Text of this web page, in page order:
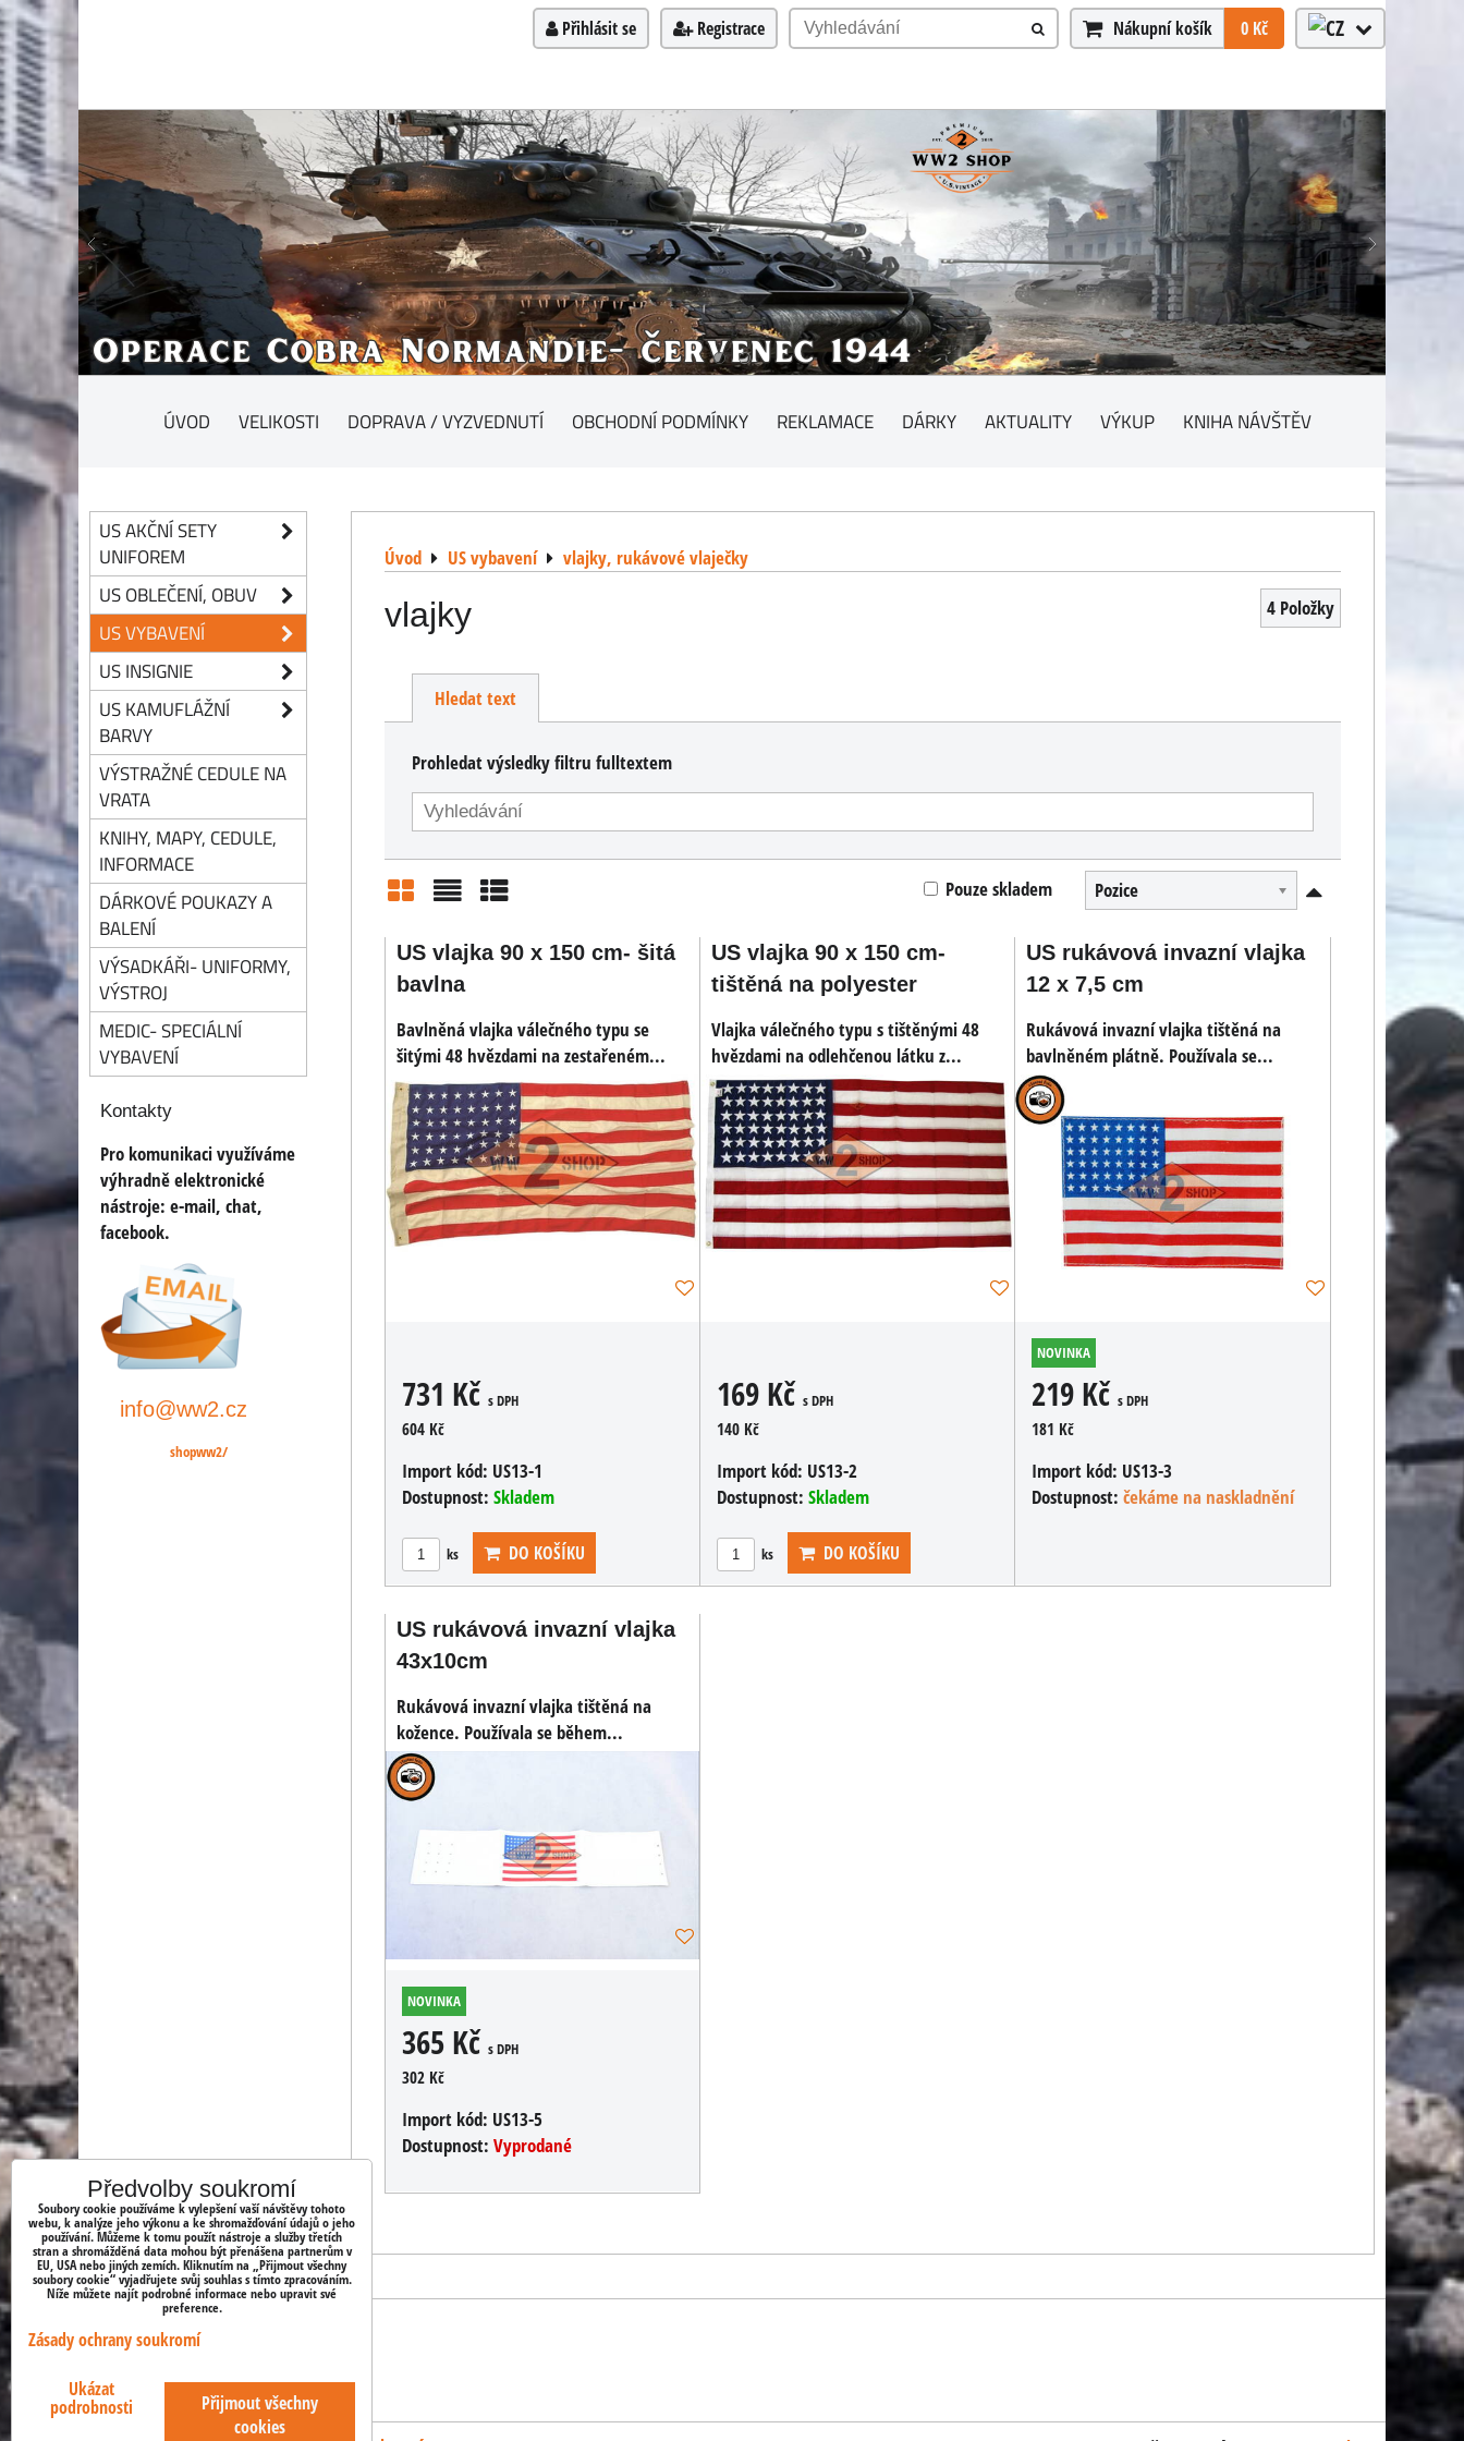
Přihlásit se Registrace Nákupní košík 0 Kč
ÚVOD VELIKOSTI DOPRAVA / VYZVEDNUTÍ OBCHODNÍ PODMÍNKY REKLAMACE DÁRKY AKTUALITY VÝKUP KNIHA NÁVŠTĚV
Úvod US vybavení vlajky, rukávové vlaječky
vlajky 4 Položky
Hledat text
Prohledat výsledky filtru fulltextem
Mřížka
Pozice
Pouze skladem
US vlajka 90 x 150 cm- šitá
bavlna
Bavlněná vlajka válečného typu se
šitými 48 hvězdami na zestařeném...
731 Kč s DPH
604 Kč
Import kód: US13-1
Dostupnost: Skladem
ks DO KOŠÍKU
US vlajka 90 x 150 cm-
tištěná na polyester
Vlajka válečného typu s tištěnými 48
hvězdami na odlehčenou látku z...
169 Kč s DPH
140 Kč
Import kód: US13-2
Dostupnost: Skladem
ks DO KOŠÍKU
US rukávová invazní vlajka
12 x 7,5 cm
Rukávová invazní vlajka tištěná na
bavlněném plátně. Používala se...
NOVINKA
219 Kčs DPH
181 Kč
Import kód: US13-3
Dostupnost:čekáme na naskladnění
US rukávová invazní vlajka
43x10cm
Rukávová invazní vlajka tištěná na
kožence. Používala se během...
NOVINKA
365 Kč s DPH
302 Kč
Import kód: US13-5
Dostupnost: Vyprodané
US AKČNÍ SETY
UNIFOREM
US OBLEČENÍ, OBUV
US VYBAVENÍ
US INSIGNIE
US KAMUFLÁŽNÍ
BARVY
VÝSTRAŽNÉ CEDULE NA
VRATA
KNIHY, MAPY, CEDULE,
INFORMACE
DÁRKOVÉ POUKAZY A
BALENÍ
VÝSADKÁŘI- UNIFORMY,
VÝSTROJ
MEDIC- SPECIÁLNÍ
VYBAVENÍ
Kontakty
Pro komunikaci využíváme
výhradně elektronické
nástroje: e-mail, chat,
facebook.
info@ww2.cz
shopww2/
OBJEDNÁVKY
Stav objednávky
Předvolby soukromí
Soubory cookie používáme k vylepšení vaší návštěvy tohoto
webu, k analýze jeho výkonu a ke shromažďování údajů o jeho
používání. Můžeme k tomu použít nástroje a služby třetích
stran a shromážděná data mohou být přenášena partnerům v
EU, USA nebo jiných zemích. Kliknutím na „Přijmout všechny
soubory cookie“ vyjadřujete svůj souhlas s tímto zpracováním.
Níže můžete najít podrobné informace nebo upravit své
preference.
Zásady ochrany soukromí
Ukázat
podrobnosti
Přijmout všechny
cookies